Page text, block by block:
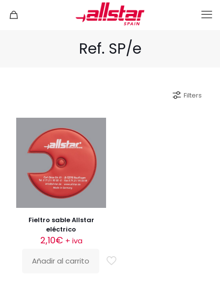
Ref. SP/e
Filters
Fieltro sable Allstar
eléctrico
2,10€ + iva
Añadir al carrito